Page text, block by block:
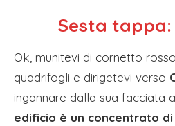
Sesta tappa:
Ok, munitevi di cornetto
quadrifogli e dirigetevi verso
ingannare dalla sua facciata
edificio è un concentrato